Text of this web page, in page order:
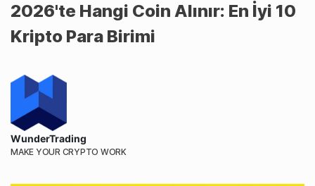
2026'te Hangi Coin Alınır: En İyi 10
Kripto Para Birimi
WunderTrading
MAKE YOUR CRYPTO WORK